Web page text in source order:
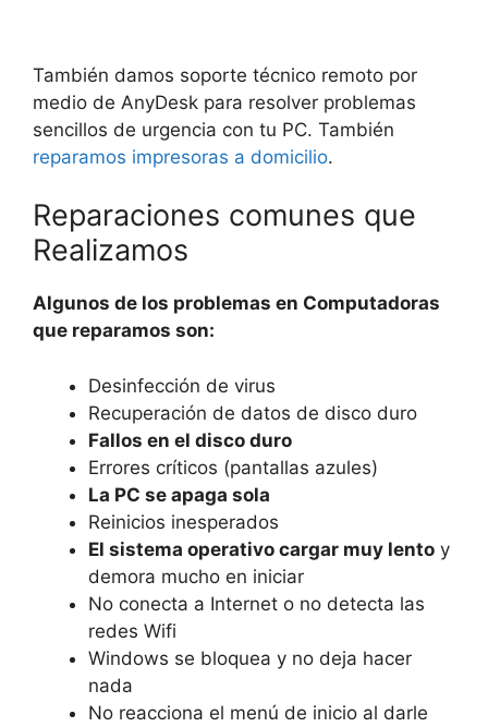
También damos soporte técnico remoto por
medio de AnyDesk para resolver problemas
sencillos de urgencia con tu PC. También
reparamos impresoras a domicilio.
Reparaciones comunes que
Realizamos
Algunos de los problemas en Computadoras
que reparamos son:
Desinfección de virus
Recuperación de datos de disco duro
Fallos en el disco duro
Errores críticos (pantallas azules)
La PC se apaga sola
Reinicios inesperados
El sistema operativo cargar muy lento y
demora mucho en iniciar
No conecta a Internet o no detecta las
redes Wifi
Windows se bloquea y no deja hacer
nada
No reacciona el menú de inicio al darle